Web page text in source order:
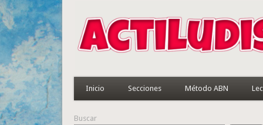
Inicio Secciones Método ABN
Buscar